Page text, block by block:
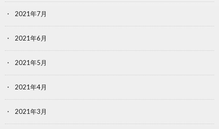
2021年7月
2021年6月
2021年5月
2021年4月
2021年3月